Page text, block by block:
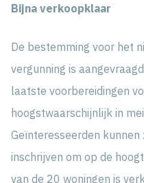
Bijna verkoopklaar
De bestemming voor het
vergunning is
laatste voorbereidingen
hoogstwaarschijnlijk in
Geïnteresseerden
inschrijven om op de
van de 20 woningen is